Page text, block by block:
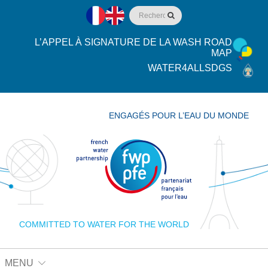
L’APPEL À SIGNATURE DE LA WASH ROAD
MAP
WATER4ALLSDGS
COMMITTED TO WATER FOR THE WORLD
ENGAGÉS POUR L’EAU DU MONDE
MENU